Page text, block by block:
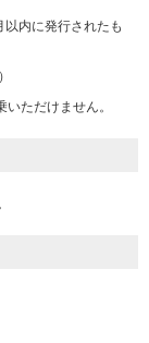
内に発行されたも
ただけません。